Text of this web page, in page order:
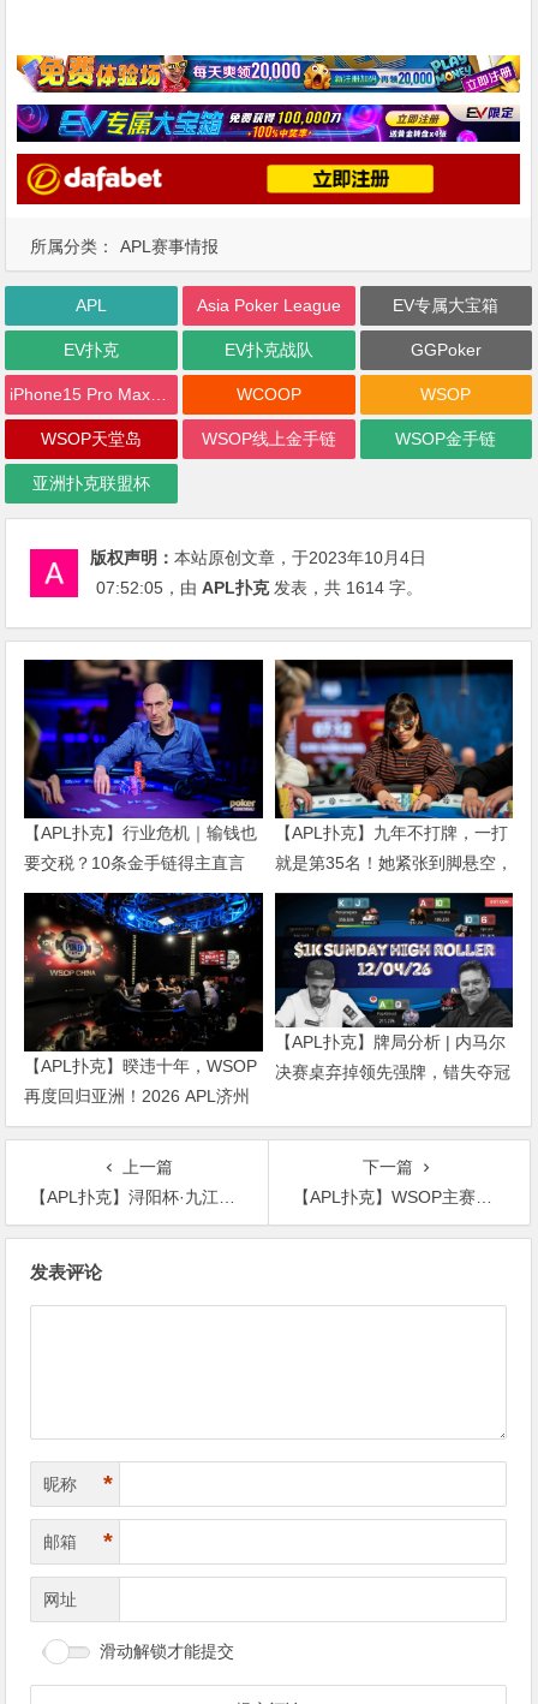
所属分类： APL赛事情报
APL Asia Poker League EV专属大宝箱
EV扑克 EV扑克战队 GGPoker
WCOOP WSOP
WSOP天堂岛 WSOP线上金手链 WSOP金手链
亚洲扑克联盟杯
版权声明：本站原创文章，于2023年10月4日
07:52:05 ，由APL扑克发表，共 1614 字。
【APL扑克】行业危机｜输钱也
要交税？10条金手链得主直言
“扛不住”，主动砍掉四分之三比
赛
【APL扑克】九年不打牌，一打
就是第35名！她紧张到脚悬空，
但全世界以为她很淡定
【APL扑克】暌违十年，WSOP
再度回归亚洲！2026 APL济州
站6月19-28日盛大登场！
【APL扑克】牌局分析 | 内马尔
决赛桌弃掉领先强牌，错失夺冠
上一篇
【APL扑克】浔阳杯·九江红强开业赛丨总共274人次参赛59人晋级DAY2，C组叶帅近50万记分牌傲视全场
下一篇
【APL扑克】WSOP主赛事ANDY、金波“透视手牌”精彩直播！爽夺iPhone15 Pro Max乐国庆
发表评论
昵称 *
邮箱 *
网址
滑动解锁才能提交